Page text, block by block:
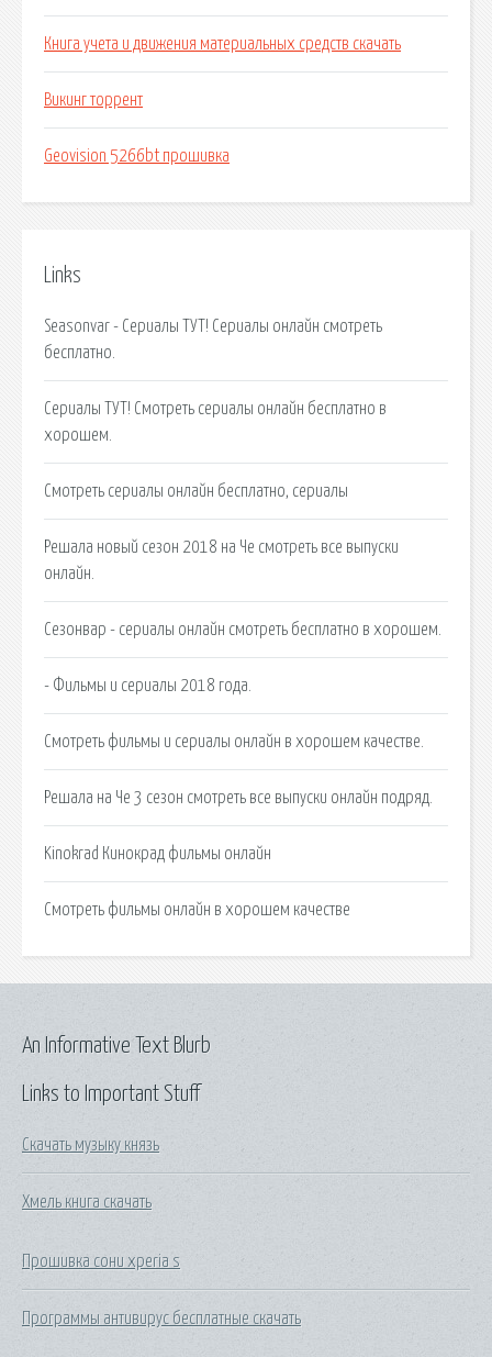
Книга учета и движения материальных средств скачать
Викинг торрент
Geovision 5266bt прошивка
Links
Seasonvar - Сериалы ТУТ! Сериалы онлайн смотреть
бесплатно.
Сериалы ТУТ! Смотреть сериалы онлайн бесплатно в
хорошем.
Смотреть сериалы онлайн бесплатно, сериалы
Решала новый сезон 2018 на Че смотреть все выпуски
онлайн.
Сезонвар - сериалы онлайн смотреть бесплатно в хорошем.
- Фильмы и сериалы 2018 года.
Смотреть фильмы и сериалы онлайн в хорошем качестве.
Решала на Че 3 сезон смотреть все выпуски онлайн подряд.
Kinokrad Кинокрад фильмы онлайн
Смотреть фильмы онлайн в хорошем качестве
Links to Important Stuff
Скачать музыку князь
Хмель книга скачать
Прошивка сони xperia s
Программы антивирус бесплатные скачать
An Informative Text Blurb